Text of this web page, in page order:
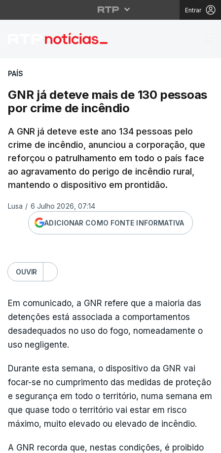
Entrar
GNR já deteve mais
PAÍS
GNR já deteve mais de 130 pessoas
por crime de incêndio
A GNR já deteve este ano 134 pessoas pelo
crime de incêndio, anunciou a corporação, que
reforçou o patrulhamento em todo o país face
ao agravamento do perigo de incêndio rural,
mantendo o dispositivo em prontidão.
Lusa / 6 Julho 2026, 07:14
ADICIONAR COMO FONTE INFORMATIVA
OUVIR
Em comunicado, a GNR refere que a maioria das
detenções está associada a comportamentos
desadequados no uso do fogo, nomeadamente o
uso negligente.
Durante esta semana, o dispositivo da GNR vai
focar-se no cumprimento das medidas de proteção
e segurança em todo o território, numa semana em
que quase todo o território vai estar em risco
máximo, muito elevado ou elevado de incêndio.
A GNR recorda que, nestas condições, é proibido